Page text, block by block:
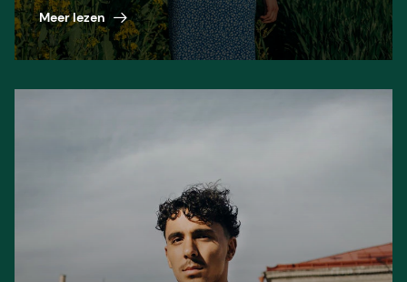
all relevant laws and regulations. We do not
ask from you, as a Supplier, more than what
we are willing to do ourselves.
Meer lezen